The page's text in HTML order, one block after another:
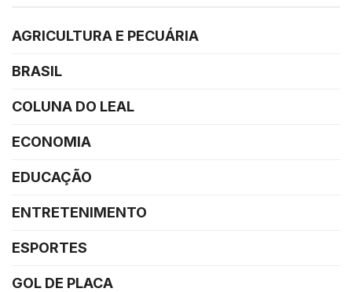
AGRICULTURA E PECUÁRIA
BRASIL
COLUNA DO LEAL
ECONOMIA
EDUCAÇÃO
ENTRETENIMENTO
ESPORTES
GOL DE PLACA